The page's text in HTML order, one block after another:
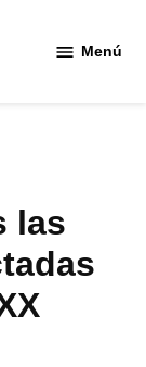
Menú
las